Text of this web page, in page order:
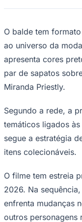
O balde tem
apresenta cores
par de sapatos
Miranda Priestly.
Segundo a rede, a
segue a estratégia
itens colecionáveis.
O filme tem estreia
enfrenta mudanças
outros personagens
contextos